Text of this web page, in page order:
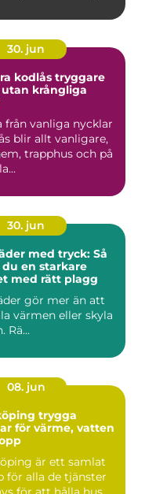
30. jun
tryggare
krångliga
från vanliga nycklar
blir allt vanligare,
trapphus och på
30. jun
med tryck: Så
en starkare
med rätt plagg
gör mer än att
värmen eller skyla
Rä...
08. jun
trygga
för värme, vatten
är ett samlat
för alla de tjänster